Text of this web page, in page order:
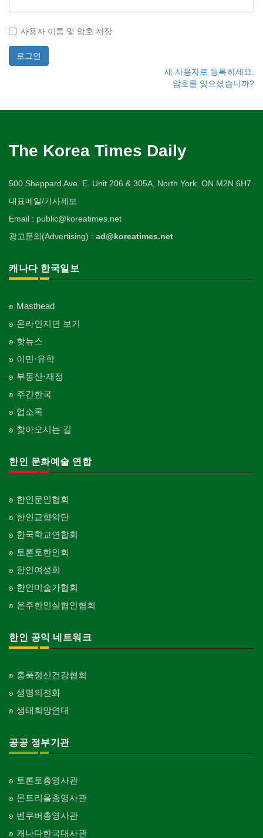
사용자 이름 및 암호 저장
새 사용자로 등록하세요.
암호를 잊으셨습니까?
The Korea Times Daily
500 Sheppard Ave. E. Unit 206 & 305A, North York, ON M2N 6H7
대표메일/기사제보
Email : public@koreatimes.net
광고문의(Advertising) : ad@koreatimes.net
캐나다 한국일보
Masthead
온라인지면 보기
핫뉴스
이민·유학
부동산·재정
주간한국
업소록
찾아오시는 길
한인 문화예술 연합
한인문인협회
한인교향악단
한국학교연합회
토론토한인회
한인여성회
한인미술가협회
온주한인실협인협회
한인 공익 네트워크
홍푹정신건강협회
생명의전화
생태희망연대
공공 정부기관
토론토총영사관
몬트리올총영사관
벤쿠버총영사관
캐나다한국대사관